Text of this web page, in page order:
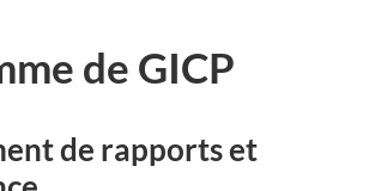
de GICP
de rapports et